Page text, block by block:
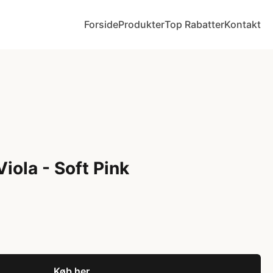
ForsideProdukterTop RabatterKontakt
- Soft Pink